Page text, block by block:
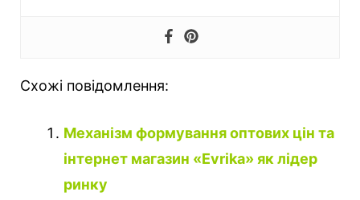
Схожі повідомлення:
Механізм формування оптових цін та
інтернет магазин «Evrika» як лідер
ринку